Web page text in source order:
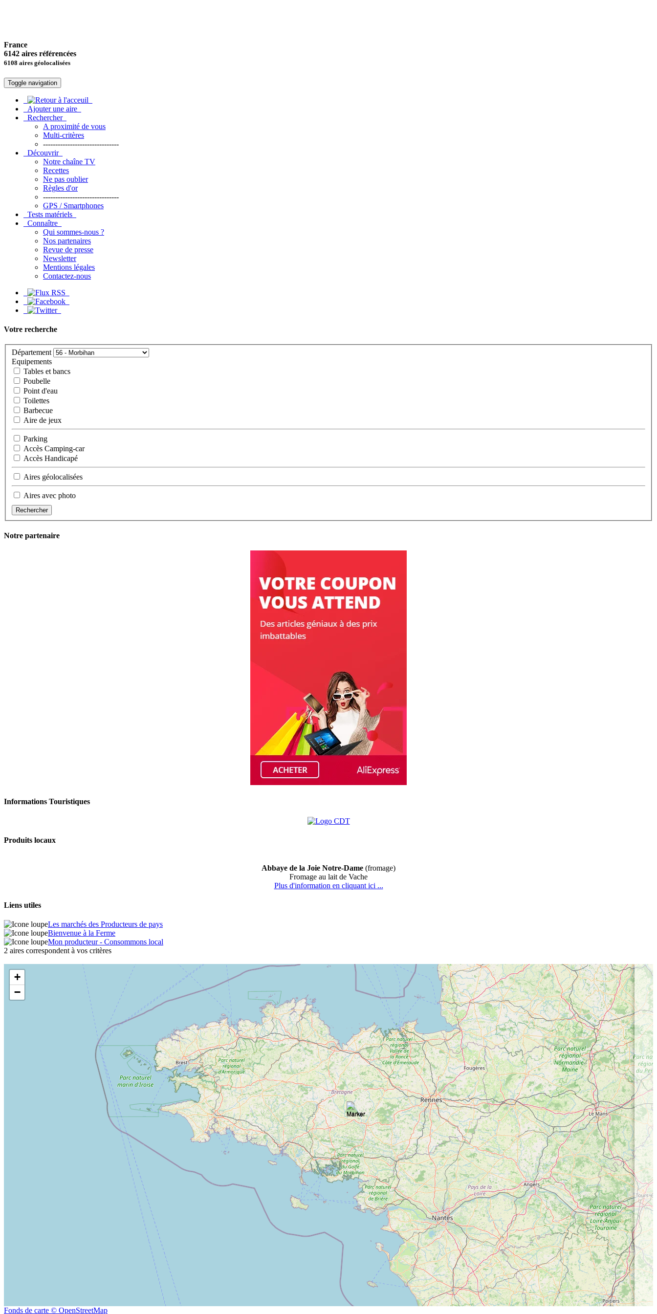
France
6142 aires référencées
6108 aires géolocalisées
Toggle navigation
Ajouter une aire
Rechercher
A proximité de vous
Multi-critères
-------------------------------
Découvrir
Notre chaîne TV
Recettes
Ne pas oublier
Règles d'or
-------------------------------
GPS / Smartphones
Tests matériels
Connaître
Qui sommes-nous ?
Nos partenaires
Revue de presse
Newsletter
Mentions légales
Contactez-nous
Votre recherche
Département
Equipements
Tables et bancs
Poubelle
Point d'eau
Toilettes
Barbecue
Aire de jeux
Parking
Accès Camping-car
Accès Handicapé
Aires géolocalisées
Aires avec photo
Rechercher
Notre partenaire
Informations Touristiques
Produits locaux
Abbaye de la Joie Notre-Dame (fromage)
Fromage au lait de Vache
Plus d'information en cliquant ici ...
Liens utiles
Les marchés des Producteurs de pays
Bienvenue à la Ferme
Mon producteur - Consommons local
2 aires correspondent à vos critères
+
−
Fonds de carte © OpenStreetMap